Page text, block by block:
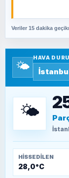
Veriler 15 dakika
🌤️
HAVA
🌤️
HISSEDILEN
28,0°C